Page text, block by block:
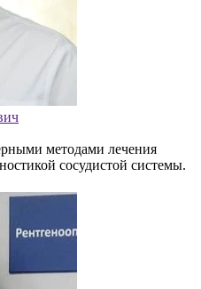
методами лечения
сосудистой системы.